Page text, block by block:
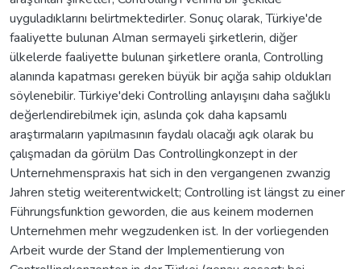
uyguladıklarını belirtmektedirler. Sonuç olarak, Türkiye'de
faaliyette bulunan Alman sermayeli şirketlerin, diğer
ülkelerde faaliyette bulunan şirketlere oranla, Controlling
alanında kapatması gereken büyük bir açığa sahip oldukları
söylenebilir. Türkiye'deki Controlling anlayışını daha sağlıklı
değerlendirebilmek için, aslında çok daha kapsamlı
araştırmaların yapılmasının faydalı olacağı açık olarak bu
çalışmadan da görülm Das Controllingkonzept in der
Unternehmenspraxis hat sich in den vergangenen zwanzig
Jahren stetig weiterentwickelt; Controlling ist längst zu einer
Führungsfunktion geworden, die aus keinem modernen
Unternehmen mehr wegzudenken ist. In der vorliegenden
Arbeit wurde der Stand der Implementierung von